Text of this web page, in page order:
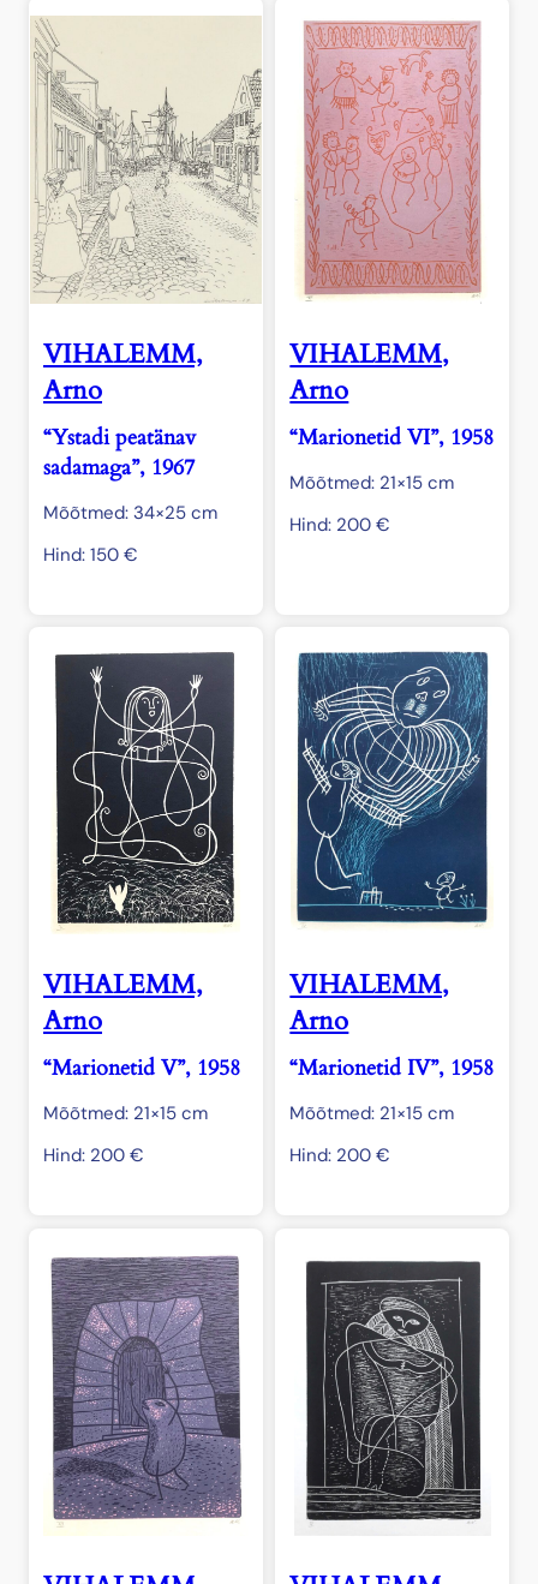
VIHALEMM,
Arno
“Ystadi peatänav
sadamaga”, 1967
Mõõtmed: 34×25 cm
Hind: 150 €
VIHALEMM,
Arno
“Marionetid VI”, 1958
Mõõtmed: 21×15 cm
Hind: 200€
VIHALEMM,
Arno
“Marionetid V”, 1958
Mõõtmed: 21×15 cm
Hind: 200 €
VIHALEMM,
Arno
“Marionetid IV”, 1958
Mõõtmed: 21×15 cm
Hind: 200€